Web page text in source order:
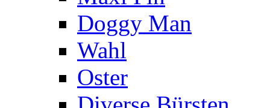
Doggy Man
Wahl
Oster